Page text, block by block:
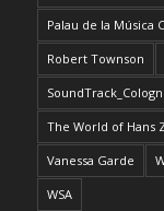
Palau de la Música
Robert Townson
The World of Hans
Vanessa Garde
WSA